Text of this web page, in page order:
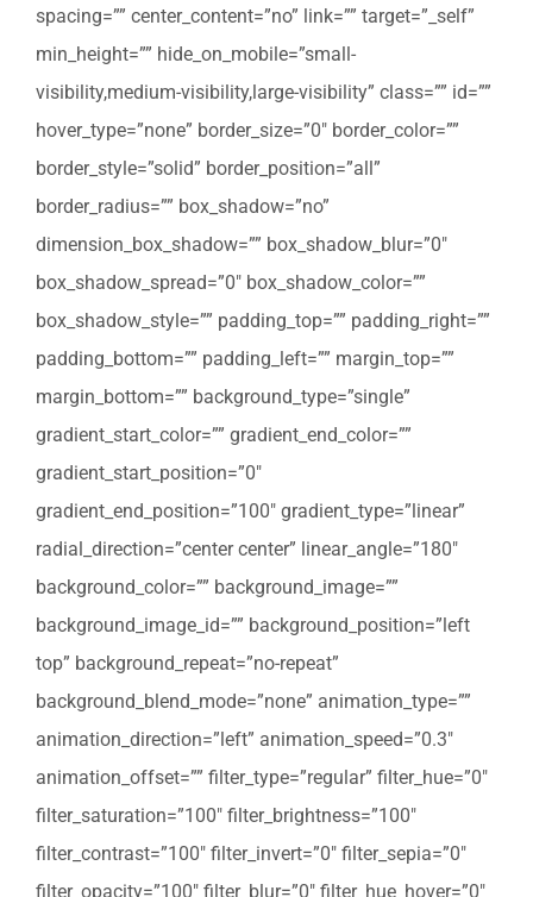
spacing=”” center_content=”no” link=”” target=”_self”
min_height=”” hide_on_mobile=”small-
visibility,medium-visibility,large-visibility” class=”” id=””
hover_type=”none” border_size=”0″ border_color=””
border_style=”solid” border_position=”all”
border_radius=”” box_shadow=”no”
dimension_box_shadow=”” box_shadow_blur=”0″
box_shadow_spread=”0″ box_shadow_color=””
box_shadow_style=”” padding_top=”” padding_right=””
padding_bottom=”” padding_left=”” margin_top=””
margin_bottom=”” background_type=”single”
gradient_start_color=”” gradient_end_color=””
gradient_start_position=”0″
gradient_end_position=”100″ gradient_type=”linear”
radial_direction=”center center” linear_angle=”180″
background_color=”” background_image=””
background_image_id=”” background_position=”left
top” background_repeat=”no-repeat”
background_blend_mode=”none” animation_type=””
animation_direction=”left” animation_speed=”0.3″
animation_offset=”” filter_type=”regular” filter_hue=”0″
filter_saturation=”100″ filter_brightness=”100″
filter_contrast=”100″ filter_invert=”0″ filter_sepia=”0″
filter_opacity=”100″ filter_blur=”0″ filter_hue_hover=”0″